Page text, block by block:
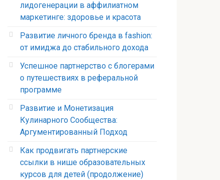
лидогенерации в аффилиатном
маркетинге: здоровье и красота
Развитие личного бренда в fashion:
от имиджа до стабильного дохода
Успешное партнерство с блогерами
о путешествиях в реферальной
программе
Развитие и Монетизация
Кулинарного Сообщества:
Аргументированный Подход
Как продвигать партнерские
ссылки в нише образовательных
курсов для детей (продолжение)